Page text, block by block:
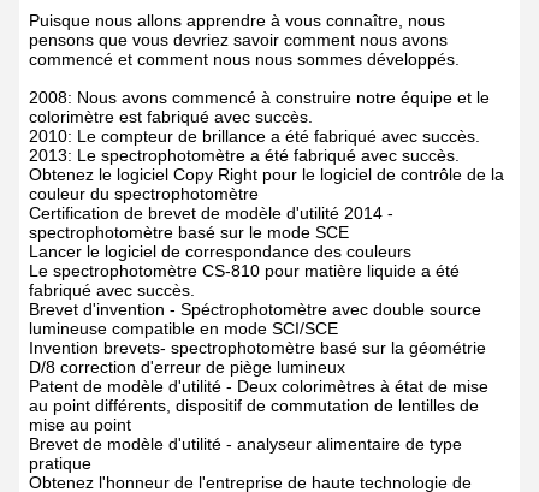
Puisque nous allons apprendre à vous connaître, nous
pensons que vous devriez savoir comment nous avons
commencé et comment nous nous sommes développés.
2008: Nous avons commencé à construire notre équipe et le
colorimètre est fabriqué avec succès.
2010: Le compteur de brillance a été fabriqué avec succès.
2013: Le spectrophotomètre a été fabriqué avec succès.
Obtenez le logiciel Copy Right pour le logiciel de contrôle de la
couleur du spectrophotomètre
Certification de brevet de modèle d'utilité 2014 -
spectrophotomètre basé sur le mode SCE
Lancer le logiciel de correspondance des couleurs
Le spectrophotomètre CS-810 pour matière liquide a été
fabriqué avec succès.
Brevet d'invention - Spéctrophotomètre avec double source
lumineuse compatible en mode SCI/SCE
Invention brevets- spectrophotomètre basé sur la géométrie
D/8 correction d'erreur de piège lumineux
Patent de modèle d'utilité - Deux colorimètres à état de mise
au point différents, dispositif de commutation de lentilles de
mise au point
Brevet de modèle d'utilité - analyseur alimentaire de type
pratique
Obtenez l'honneur de l'entreprise de haute technologie de